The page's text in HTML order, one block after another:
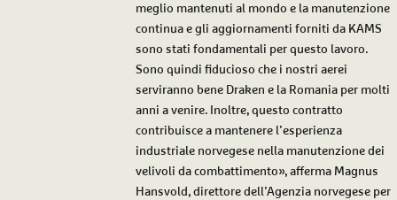
meglio mantenuti al mondo e la manutenzione
continua e gli aggiornamenti forniti da KAMS
sono stati fondamentali per questo lavoro.
Sono quindi fiducioso che i nostri aerei
serviranno bene Draken e la Romania per molti
anni a venire. Inoltre, questo contratto
contribuisce a mantenere l’esperienza
industriale norvegese nella manutenzione dei
velivoli da combattimento», afferma Magnus
Hansvold, direttore dell’Agenzia norvegese per